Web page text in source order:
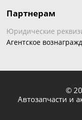
Партнерам
Юридические
Агентское
©
Автозапчасти и